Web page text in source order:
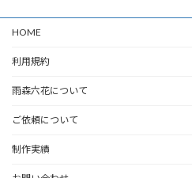
HOME
利用規約
雨森六花について
ご依頼について
制作実績